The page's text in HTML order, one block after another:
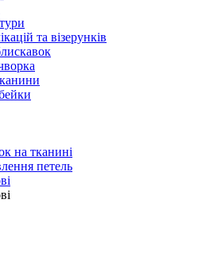
та візерунків
на тканині
петель